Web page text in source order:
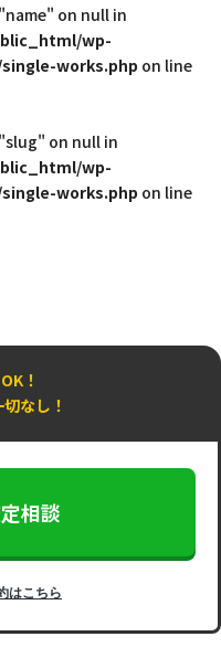
on null in
wp-
works.php on line
on null in
wp-
works.php on line
！
なし！
相談
はこちら